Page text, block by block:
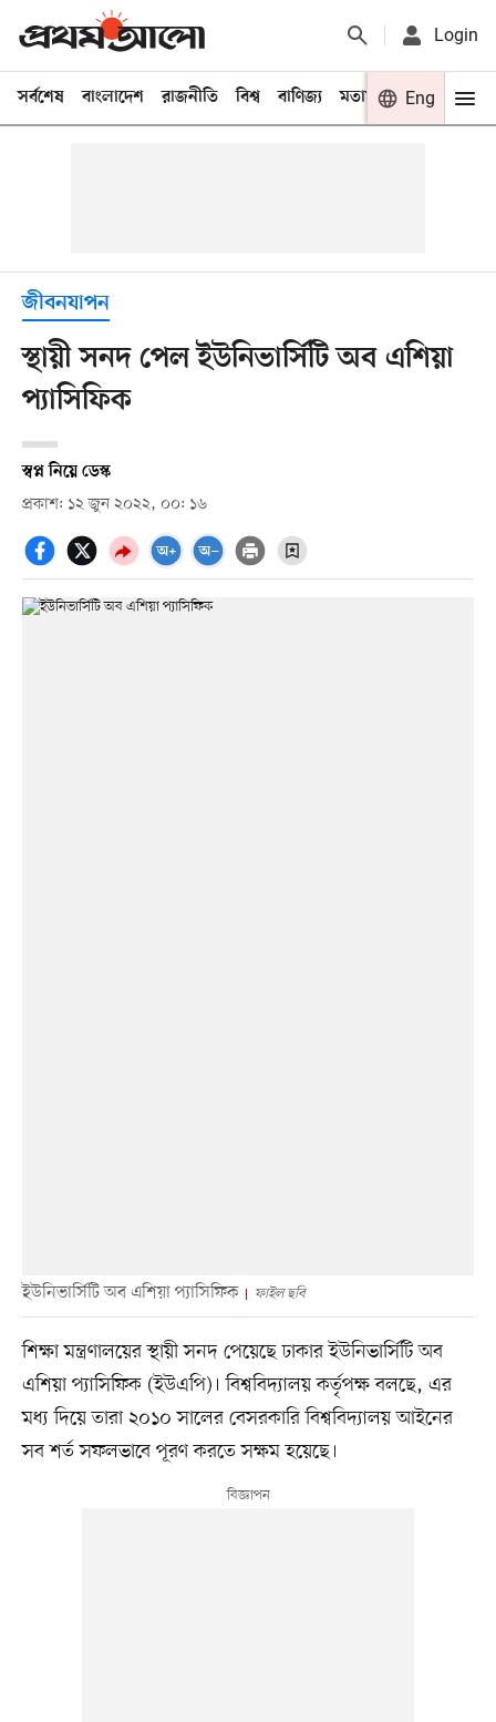
Login
সর্বশেষ বাংলাদেশ রাজনীতি বিশ্ব বাণিজ্য মতামত খেলা
Eng
জীবনযাপন
স্থায়ী সনদ পেল ইউনিভার্সিটি অব এশিয়া
প্যাসিফিক
স্বপ্ন নিয়ে ডেস্ক
প্রকাশ: ১২ জুন ২০২২, ০০: ১৬
ইউনিভার্সিটি অব এশিয়া প্যাসিফিক ফাইল ছবি
শিক্ষা মন্ত্রণালয়ের স্থায়ী সনদ পেয়েছে ঢাকার ইউনিভার্সিটি অব
এশিয়া প্যাসিফিক (ইউএপি)। বিশ্ববিদ্যালয় কর্তৃপক্ষ বলছে, এর
মধ্য দিয়ে তারা ২০১০ সালের বেসরকারি বিশ্ববিদ্যালয় আইনের
সব শর্ত সফলভাবে পূরণ করতে সক্ষম হয়েছে।